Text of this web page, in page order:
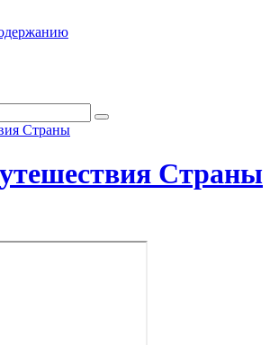
Страны